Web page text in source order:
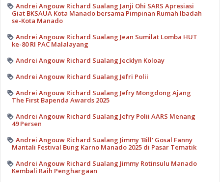
Andrei Angouw Richard Sualang Janji Ohi SARS Apresiasi
Giat BKSAUA Kota Manado bersama Pimpinan Rumah Ibadah
se-Kota Manado
Andrei Angouw Richard Sualang Jean Sumilat Lomba HUT
ke-80 RI PAC Malalayang
Andrei Angouw Richard Sualang Jecklyn Koloay
Andrei Angouw Richard Sualang Jefri Polii
Andrei Angouw Richard Sualang Jefry Mongdong Ajang
The First Bapenda Awards 2025
Andrei Angouw Richard Sualang Jefry Polii AARS Menang
49 Persen
Andrei Angouw Richard Sualang Jimmy 'Bill' Gosal Fanny
Mantali Festival Bung Karno Manado 2025 di Pasar Tematik
Andrei Angouw Richard Sualang Jimmy Rotinsulu Manado
Kembali Raih Penghargaan